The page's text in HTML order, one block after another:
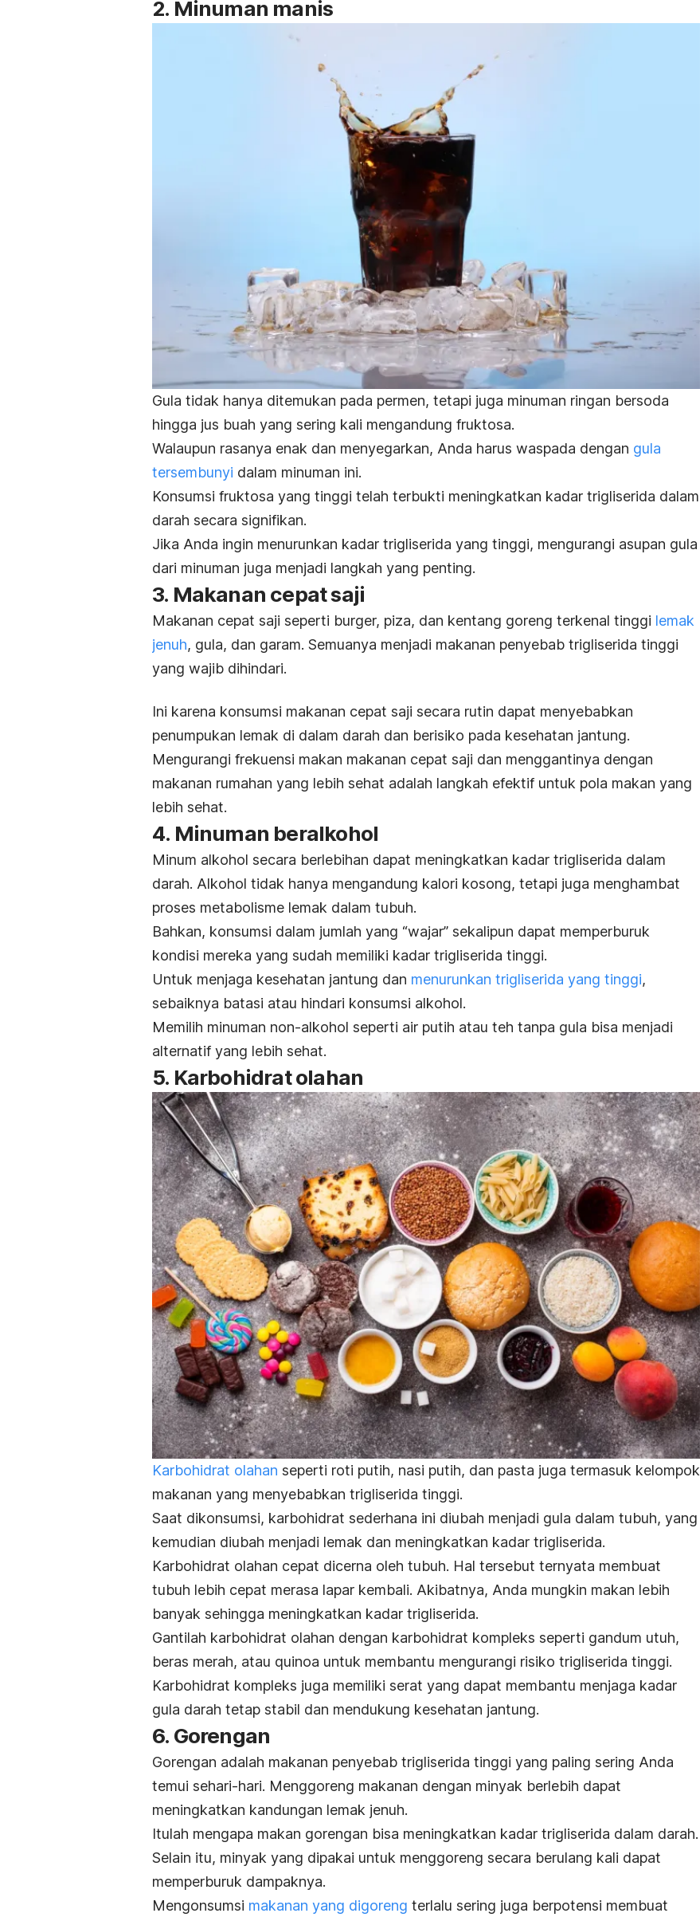
2. Minuman manis
Gula tidak hanya ditemukan pada permen, tetapi juga minuman ringan bersoda
hingga jus buah yang sering kali mengandung fruktosa.
Walaupun rasanya enak dan menyegarkan, Anda harus waspada dengan gula
tersembunyi dalam minuman ini.
Konsumsi fruktosa yang tinggi telah terbukti meningkatkan kadar trigliserida dalam
darah secara signifikan.
Jika Anda ingin menurunkan kadar trigliserida yang tinggi, mengurangi asupan gula
dari minuman juga menjadi langkah yang penting.
3. Makanan cepat saji
Makanan cepat saji seperti burger, piza, dan kentang goreng terkenal tinggi lemak
jenuh, gula, dan garam. Semuanya menjadi makanan penyebab trigliserida tinggi
yang wajib dihindari.
Ini karena konsumsi makanan cepat saji secara rutin dapat menyebabkan
penumpukan lemak di dalam darah dan berisiko pada kesehatan jantung.
Mengurangi frekuensi makan makanan cepat saji dan menggantinya dengan
makanan rumahan yang lebih sehat adalah langkah efektif untuk pola makan yang
lebih sehat.
4. Minuman beralkohol
Minum alkohol secara berlebihan dapat meningkatkan kadar trigliserida dalam
darah. Alkohol tidak hanya mengandung kalori kosong, tetapi juga menghambat
proses metabolisme lemak dalam tubuh.
Bahkan, konsumsi dalam jumlah yang “wajar” sekalipun dapat memperburuk
kondisi mereka yang sudah memiliki kadar trigliserida tinggi.
Untuk menjaga kesehatan jantung dan menurunkan trigliserida yang tinggi,
sebaiknya batasi atau hindari konsumsi alkohol.
Memilih minuman non-alkohol seperti air putih atau teh tanpa gula bisa menjadi
alternatif yang lebih sehat.
5. Karbohidrat olahan
Karbohidrat olahan seperti roti putih, nasi putih, dan pasta juga termasuk kelompok
makanan yang menyebabkan trigliserida tinggi.
Saat dikonsumsi, karbohidrat sederhana ini diubah menjadi gula dalam tubuh, yang
kemudian diubah menjadi lemak dan meningkatkan kadar trigliserida.
Karbohidrat olahan cepat dicerna oleh tubuh. Hal tersebut ternyata membuat
tubuh lebih cepat merasa lapar kembali. Akibatnya, Anda mungkin makan lebih
banyak sehingga meningkatkan kadar trigliserida.
Gantilah karbohidrat olahan dengan karbohidrat kompleks seperti gandum utuh,
beras merah, atau quinoa untuk membantu mengurangi risiko trigliserida tinggi.
Karbohidrat kompleks juga memiliki serat yang dapat membantu menjaga kadar
gula darah tetap stabil dan mendukung kesehatan jantung.
6. Gorengan
Gorengan adalah makanan penyebab trigliserida tinggi yang paling sering Anda
temui sehari-hari. Menggoreng makanan dengan minyak berlebih dapat
meningkatkan kandungan lemak jenuh.
Itulah mengapa makan gorengan bisa meningkatkan kadar trigliserida dalam darah.
Selain itu, minyak yang dipakai untuk menggoreng secara berulang kali dapat
memperburuk dampaknya.
Mengonsumsi makanan yang digoreng terlalu sering juga berpotensi membuat